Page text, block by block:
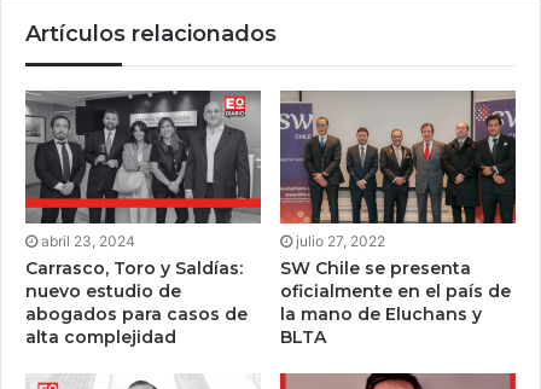
Artículos relacionados
abril 23, 2024
Carrasco, Toro y Saldías:
nuevo estudio de
abogados para casos de
alta complejidad
julio 27, 2022
SW Chile se presenta
oficialmente en el país de
la mano de Eluchans y
BLTA